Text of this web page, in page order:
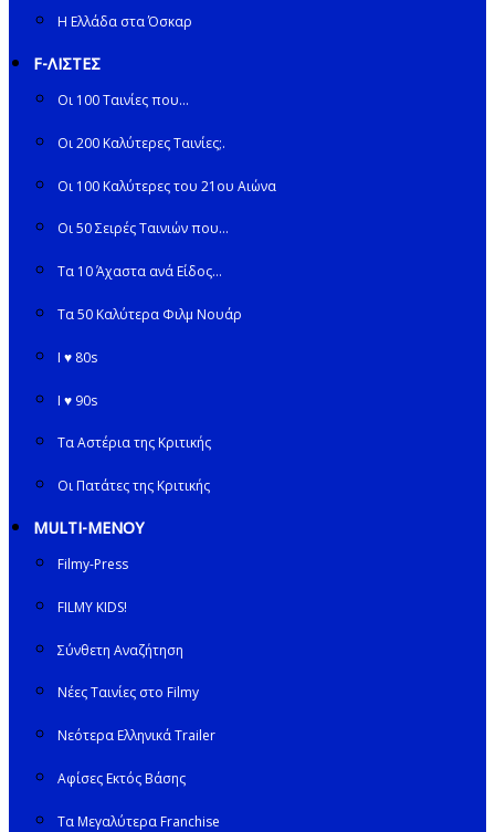
Η Ελλάδα στα Όσκαρ
F-ΛΙΣΤΕΣ
Οι 100 Ταινίες που…
Οι 200 Καλύτερες Ταινίες;.
Οι 100 Καλύτερες του 21ου Αιώνα
Οι 50 Σειρές Ταινιών που…
Τα 10 Άχαστα ανά Είδος…
Τα 50 Καλύτερα Φιλμ Νουάρ
I ♥ 80s
I ♥ 90s
Τα Αστέρια της Κριτικής
Οι Πατάτες της Κριτικής
MULTI-ΜΕΝΟΥ
Filmy-Press
FILMY KIDS!
Σύνθετη Αναζήτηση
Νέες Ταινίες στο Filmy
Νεότερα Ελληνικά Trailer
Αφίσες Εκτός Βάσης
Τα Μεγαλύτερα Franchise